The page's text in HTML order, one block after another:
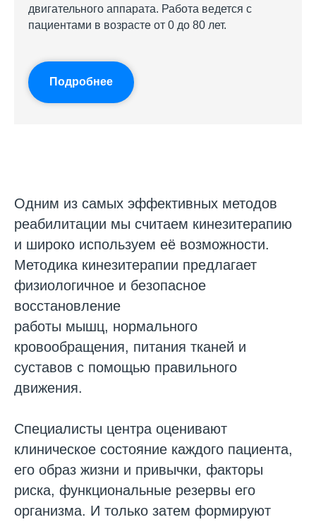
двигательного аппарата. Работа ведется с
пациентами в возрасте от 0 до 80 лет.
Подробнее
Одним из самых эффективных методов
реабилитации мы считаем кинезитерапию
и широко используем её возможности.
Методика кинезитерапии предлагает
физиологичное и безопасное
восстановление
работы мышц, нормального
кровообращения, питания тканей и
суставов с помощью правильного
движения.
Специалисты центра оценивают
клиническое состояние каждого пациента,
его образ жизни и привычки, факторы
риска, функциональные резервы его
организма. И только затем формируют